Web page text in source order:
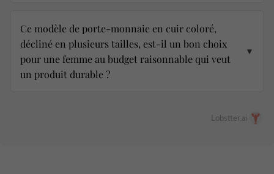
Ce modèle de porte-monnaie en cuir coloré,
décliné en plusieurs tailles, est-il un bon choix
pour une femme au budget raisonnable qui veut
un produit durable ?
▼
Lobstter.ai